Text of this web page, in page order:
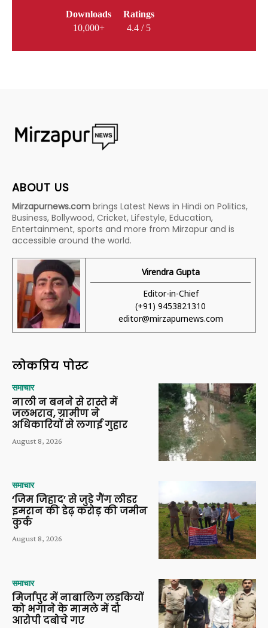
Downloads
10,000+
Ratings
4.4 / 5
ABOUT US
Mirzapurnews.com brings Latest News in Hindi on Politics,
Business, Bollywood, Cricket, Lifestyle, Education,
Entertainment, sports and more from Mirzapur and is
accessible around the world.
Virendra Gupta
Editor-in-Chief
(+91) 9453821310
editor@mirzapurnews.com
लोकप्रिय पोस्ट
समाचार
नाली न बनने से रास्ते में
जलभराव, ग्रामीण ने
अधिकारियों से लगाई गुहार
August 8, 2026
समाचार
‘जिम जिहाद’ से जुड़े गैंग लीडर
इमरान की डेढ़ करोड़ की जमीन
कुर्क
August 8, 2026
समाचार
मिर्जापुर में नाबालिग लड़कियों
को भगाने के मामले में दो
आरोपी दबोचे गए